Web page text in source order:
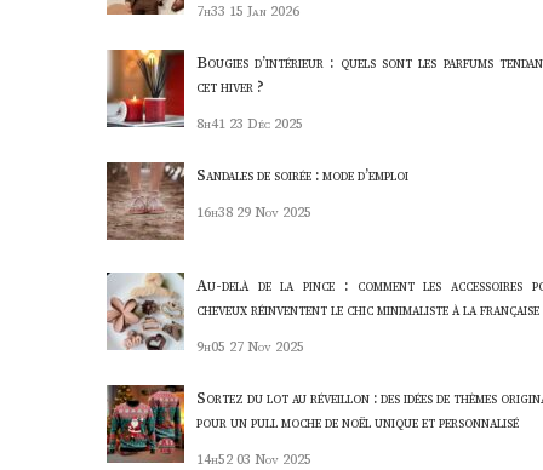
7h33 15 Jan 2026
Bougies d’intérieur : quels sont les parfums
cet hiver ?
8h41 23 Déc 2025
Sandales de soirée : mode d’emploi
16h38 29 Nov 2025
Au-delà de la pince : comment les accessoires
cheveux réinventent le chic minimaliste à la française
9h05 27 Nov 2025
Sortez du lot au réveillon : des idées de thèmes
pour un pull moche de noël unique et personnalisé
14h52 03 Nov 2025